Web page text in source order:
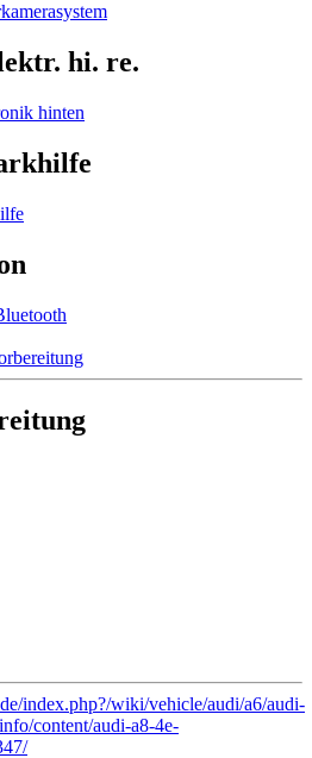
hi. re.
hinten
index.php?/wiki/vehicle/audi/a6/audi-
content/audi-a8-4e-